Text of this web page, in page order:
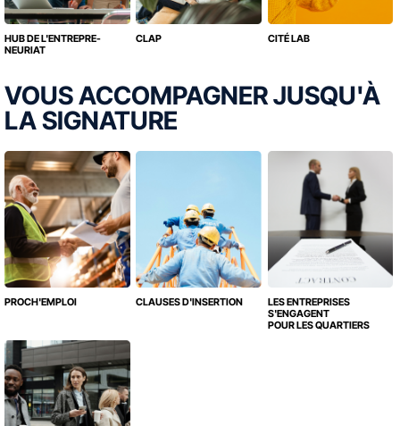
HUB DE L'ENTREPRE-
NEURIAT
CLAP CITÉ LAB
VOUS ACCOMPAGNER JUSQU'À
LA SIGNATURE
PROCH'EMPLOI CLAUSES D'INSERTION
LES ENTREPRISES
S'ENGAGENT
POUR LES QUARTIERS